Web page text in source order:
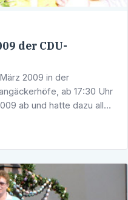
der CDU-
2009 in der
ab 17:30 Uhr
ab und hatte dazu alle